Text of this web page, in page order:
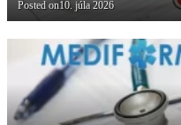
Posted on10. júla 2026